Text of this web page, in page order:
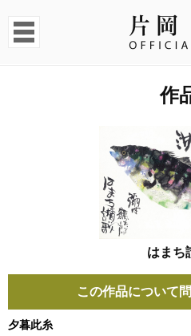
作
はまち
この作品について
夕暮此糸